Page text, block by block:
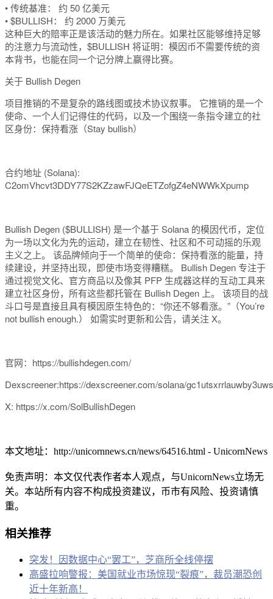
•传统基准：
约 50 亿美元
•$BULLISH：
约 2000 万美元
这种巨大的赔率正是该活动的魅力所在。如果社区能够维持足够
的注意力与流动性，$BULLISH 将证明： 模因币不需要传统的资
本背书，也能在同一个记分牌上赢得比赛。
关于 Bullish Degen
项目推销的不是复杂的路线图或技术协议叙事。
它推销的是一个
使命、一个人们记得住的代码，以及一个围绕一条指令建立的社
区身份：保持看涨（Stay bullish）
合约地址 (Solana):
C2omVhcvt3DDY77S2KZzawFJQeETZofgZ4eNWWkXpump
Bullish Degen ($BULLISH) 是一个基于 Solana 的模因代币，定位
为一场以文化为先的运动，建立在韧性、社区和不可动摇的乐观
主义之上。 该品牌倾向于一个简单的使命：保持看涨的能量，持
续建设，并坚持出现，即使市场变得糟糕。 Bullish Degen 专注于
通过视觉文化、官方商品以及像其 PFP 生成器这样的互动工具来
建立社区身份，所有这些都托管在 Bullish Degen 上。 该项目的战
斗口号是直接且具有模因原生特色的：“你还不够看涨。”（You’re
not bullish enough.） 如需实时更新和公告，请关注 X。
官网：https://bullishdegen.com/
Dexscreener:https://dexscreener.com/solana/
X: https://x.com/SolBullishDegen
本文地址： http://unicornnews.cn/news/64516.html - UnicornNews
免责声明：本文仅代表作者本人观点，与UnicornNews立场无
关。本站所有内容不构成投资建议，币市有风险、投资请慎
重。
相关推荐
突发！因数据中心“罢工”，芝商所全线停摆
高盛拉响警报：美国就业市场惊现“裂痕”，裁员潮恐创
近十年新高！